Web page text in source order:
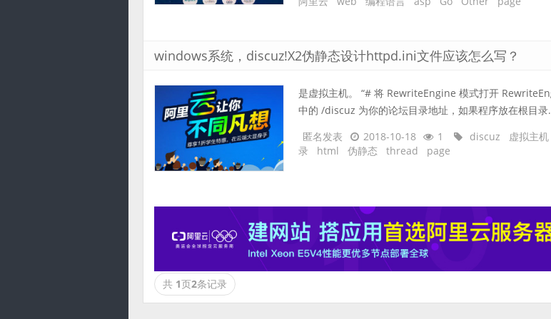
windows系统，discuz!X2伪静态设计httpd.ini文件应该怎么写？
是虚拟主机。 “# 将 RewriteEngine 模式打开
中的 /discuz 为你的论坛目录地址，如果程序放在根目录
匿名发表
2018-10-18 1 discuz 虚拟主机
录
html 伪静态 thread page
共 1页2条记录